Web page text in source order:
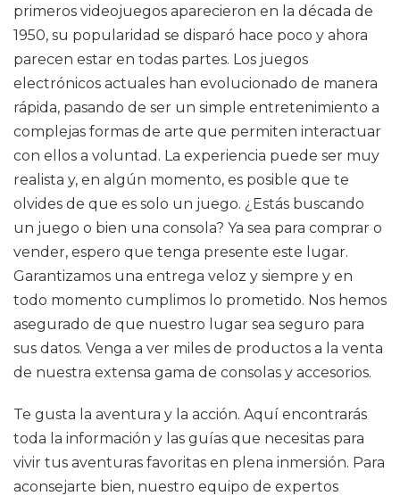
primeros videojuegos aparecieron en la década de
1950, su popularidad se disparó hace poco y ahora
parecen estar en todas partes. Los juegos
electrónicos actuales han evolucionado de manera
rápida, pasando de ser un simple entretenimiento a
complejas formas de arte que permiten interactuar
con ellos a voluntad. La experiencia puede ser muy
realista y, en algún momento, es posible que te
olvides de que es solo un juego. ¿Estás buscando
un juego o bien una consola? Ya sea para comprar o
vender, espero que tenga presente este lugar.
Garantizamos una entrega veloz y siempre y en
todo momento cumplimos lo prometido. Nos hemos
asegurado de que nuestro lugar sea seguro para
sus datos. Venga a ver miles de productos a la venta
de nuestra extensa gama de consolas y accesorios.
Te gusta la aventura y la acción. Aquí encontrarás
toda la información y las guías que necesitas para
vivir tus aventuras favoritas en plena inmersión. Para
aconsejarte bien, nuestro equipo de expertos